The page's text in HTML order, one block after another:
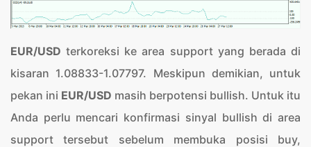
EUR/USD terkoreksi ke area support yang berada di
kisaran 1.08833-1.07797. Meskipun demikian, untuk
pekan ini EUR/USD masih berpotensi bullish. Untuk itu
Anda perlu mencari konfirmasi sinyal bullish di area
support tersebut sebelum membuka posisi buy,